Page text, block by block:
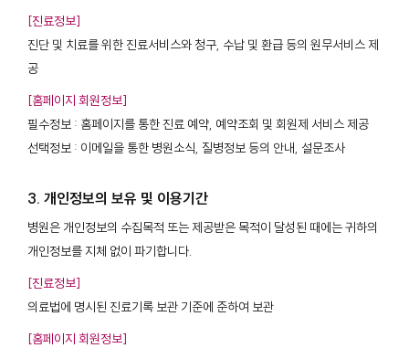
[진료정보]
진단 및 치료를 위한 진료서비스와 청구, 수납 및 환급 등의 원무서비스 제
공
[홈페이지 회원정보]
필수정보 : 홈페이지를 통한 진료 예약, 예약조회 및 회원제 서비스 제공
선택정보 : 이메일을 통한 병원소식, 질병정보 등의 안내, 설문조사
3. 개인정보의 보유 및 이용기간
병원은 개인정보의 수집목적 또는 제공받은 목적이 달성된 때에는 귀하의
개인정보를 지체 없이 파기합니다.
[진료정보]
의료법에 명시된 진료기록 보관 기준에 준하여 보관
[홈페이지 회원정보]